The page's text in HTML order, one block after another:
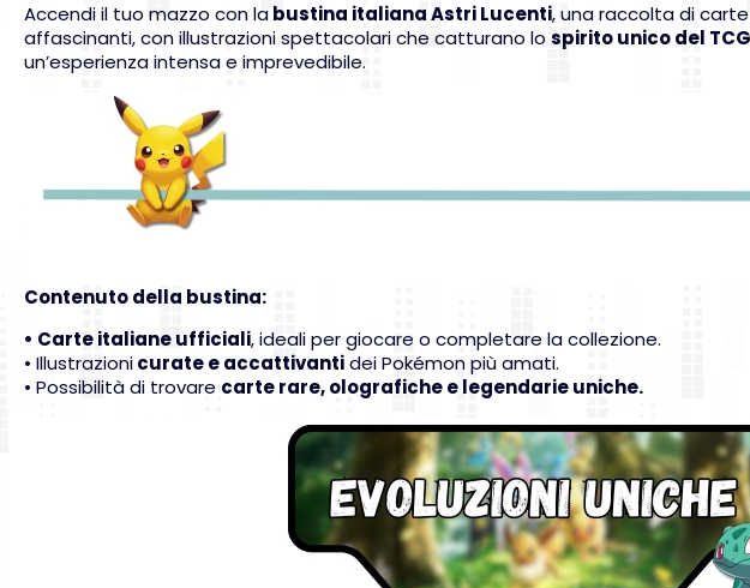
Accendi il tuo mazzo con labustina italiana Astri Lucenti, una raccolta di
affascinanti, con illustrazioni spettacolari che catturano lo spirito unico del TCG
un’esperienza intensa e imprevedibile.
Contenuto della bustina:
• Carte italiane ufficiali, ideali per giocare o completare la collezione.
• Illustrazionicurate e accattivantidei Pokémon più amati.
• Possibilità di trovare carte rare, olografiche e legendarie uniche.